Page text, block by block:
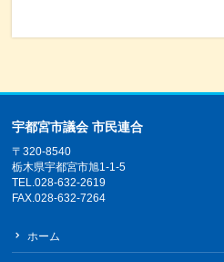
宇都宮市議会 市民連合
〒320-8540
栃木県宇都宮市旭1-1-5
TEL.028-632-2619
FAX.028-632-7264
ホーム